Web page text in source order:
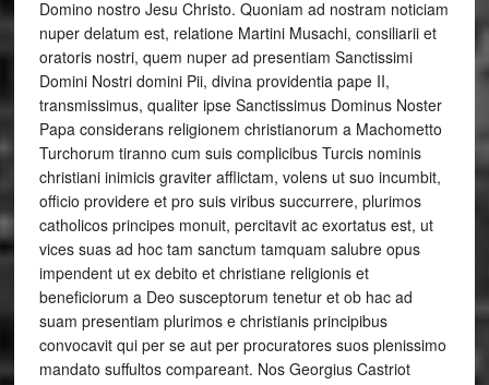
Domino nostro Jesu Christo. Quoniam ad nostram noticiam
nuper delatum est, relatione Martini Musachi, consiliarii et
oratoris nostri, quem nuper ad presentiam Sanctissimi
Domini Nostri domini Pii, divina providentia pape II,
transmissimus, qualiter ipse Sanctissimus Dominus Noster
Papa considerans religionem christianorum a Machometto
Turchorum tiranno cum suis complicibus Turcis nominis
christiani inimicis graviter afflictam, volens ut suo incumbit,
officio providere et pro suis viribus succurrere, plurimos
catholicos principes monuit, percitavit ac exortatus est, ut
vices suas ad hoc tam sanctum tamquam salubre opus
impendent ut ex debito et christiane religionis et
beneficiorum a Deo susceptorum tenetur et ob hac ad
suam presentiam plurimos e christianis principibus
convocavit qui per se aut per procuratores suos plenissimo
mandato suffultos compareant. Nos Georgius Castriot